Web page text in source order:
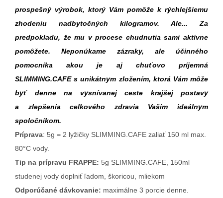
prospešný výrobok, ktorý Vám pomôže k rýchlejšiemu
zhodeniu nadbytočných kilogramov. Ale... Za
predpokladu, že mu v procese chudnutia sami aktívne
pomôžete. Neponúkame zázraky, ale účinného
pomocníka akou je aj chuťovo príjemná
SLIMMING.CAFE s unikátnym zložením, ktorá Vám môže
byť denne na vysnívanej ceste krajšej postavy
a zlepšenia celkového zdravia Vašim ideálnym
spoločníkom.
Príprava: 5g = 2 lyžičky SLIMMING.CAFE zaliať 150 ml max.
80°C vody.
Tip na prípravu FRAPPE: 5g SLIMMING.CAFE, 150ml
studenej vody doplniť ľadom, škoricou, mliekom
Odporúčané dávkovanie: maximálne 3 porcie denne.